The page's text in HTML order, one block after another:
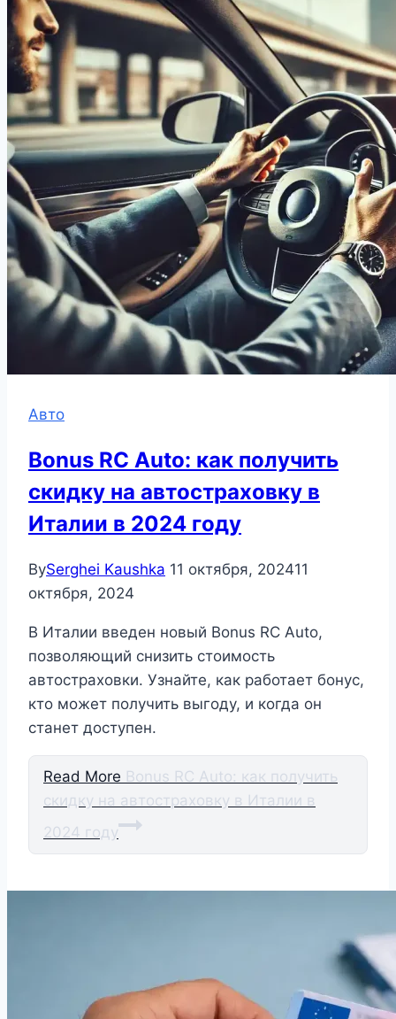
Авто
Bonus RC Auto: как получить
скидку на автостраховку в
Италии в 2024 году
BySerghei Kaushka 11 октября, 202411
октября, 2024
В Италии введен новый Bonus RC Auto,
позволяющий снизить стоимость
автостраховки. Узнайте, как работает бонус,
кто может получить выгоду, и когда он
станет доступен.
Read More Bonus RC Auto: как получить
скидку на автостраховку в Италии в
2024 году